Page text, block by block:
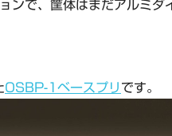
ンで、筐体はまだアルミダ
OSBP-1ベースプリ です。